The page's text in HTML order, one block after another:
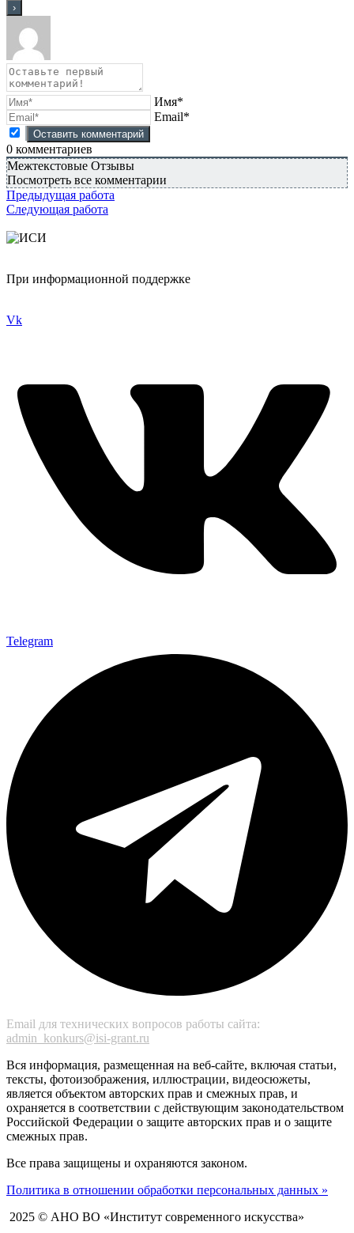
Имя*
Email*
0 комментариев
Межтекстовые Отзывы
Посмотреть все комментарии
Предыдущая работа
Следующая работа
При информационной поддержке
Vk
Telegram
Email для технических вопросов работы сайта:
admin_konkurs@isi-grant.ru
Вся информация, размещенная на веб-сайте, включая статьи,
тексты, фотоизображения, иллюстрации, видеосюжеты,
является объектом авторских прав и смежных прав, и
охраняется в соответствии с действующим законодательством
Российской Федерации о защите авторских прав и о защите
смежных прав.
Все права защищены и охраняются законом.
Политика в отношении обработки персональных данных »
2025 © АНО ВО «Институт современного искусства»